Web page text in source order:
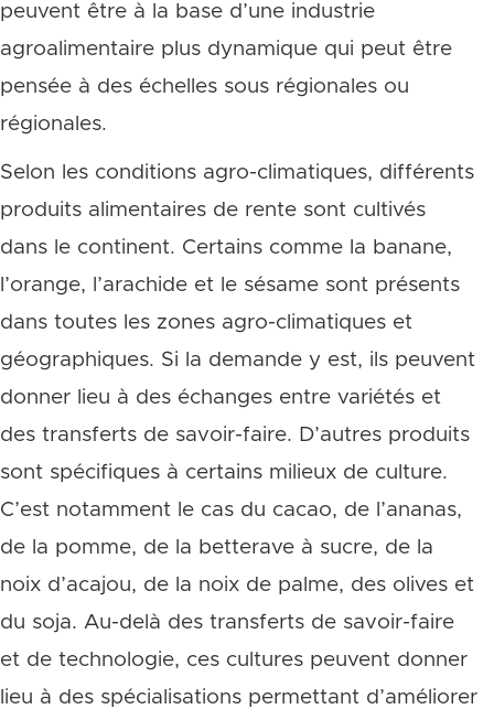
peuvent être à la base d’une industrie
agroalimentaire plus dynamique qui peut être
pensée à des échelles sous régionales ou
régionales.
Selon les conditions agro-climatiques, différents
produits alimentaires de rente sont cultivés
dans le continent. Certains comme la banane,
l’orange, l’arachide et le sésame sont présents
dans toutes les zones agro-climatiques et
géographiques. Si la demande y est, ils peuvent
donner lieu à des échanges entre variétés et
des transferts de savoir-faire. D’autres produits
sont spécifiques à certains milieux de culture.
C’est notamment le cas du cacao, de l’ananas,
de la pomme, de la betterave à sucre, de la
noix d’acajou, de la noix de palme, des olives et
du soja. Au-delà des transferts de savoir-faire
et de technologie, ces cultures peuvent donner
lieu à des spécialisations permettant d’améliorer